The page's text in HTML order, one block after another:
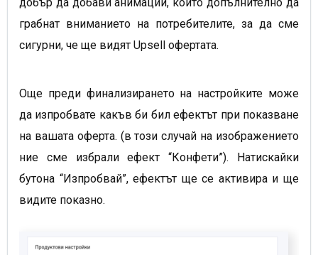
грабнат вниманието на потребителите, за да сме
сигурни, че ще видят Upsell офертата.
Още преди финализирането на настройките може
да изпробвате какъв би бил ефектът при показване
на вашата оферта. (в този случай на изображението
ние сме избрали ефект “Конфети”). Натискайки
бутона “Изпробвай”, ефектът ще се активира и ще
видите показно.